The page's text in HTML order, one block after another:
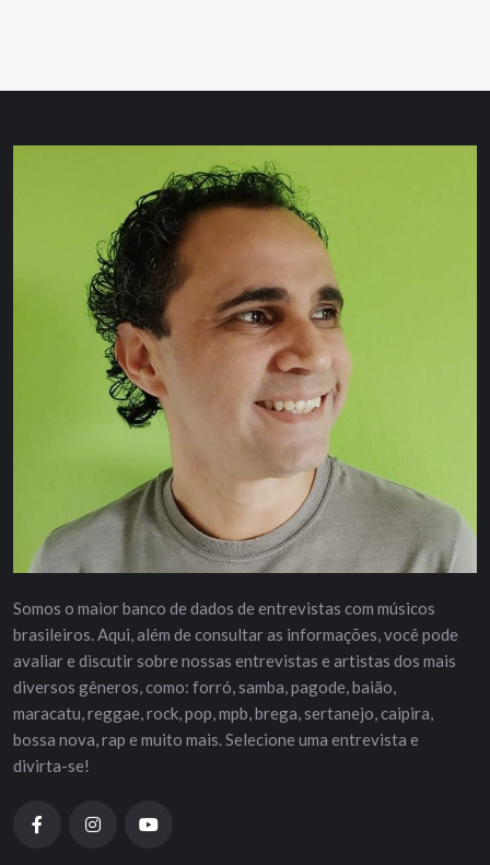
Somos o maior banco de dados de entrevistas com músicos
brasileiros. Aqui, além de consultar as informações, você pode
avaliar e discutir sobre nossas entrevistas e artistas dos mais
diversos gêneros, como: forró, samba, pagode, baião,
maracatu, reggae, rock, pop, mpb, brega, sertanejo, caipira,
bossa nova, rap e muito mais. Selecione uma entrevista e
divirta-se!